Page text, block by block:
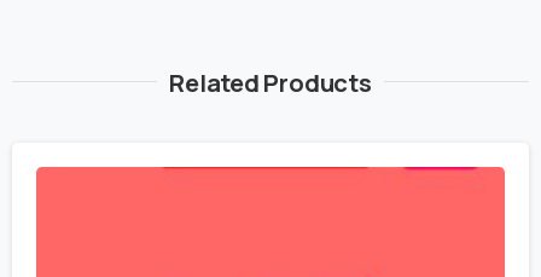
Related Products